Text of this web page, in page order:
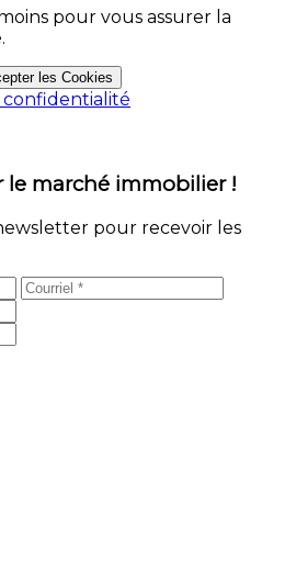
pour vous assurer la
les Cookies
confidentialité
le marché immobilier !
pour recevoir les